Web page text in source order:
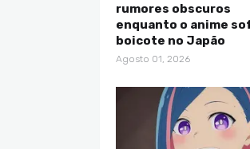
rumores obscuros
enquanto o anime
boicote no Japão
Agosto 01, 2026